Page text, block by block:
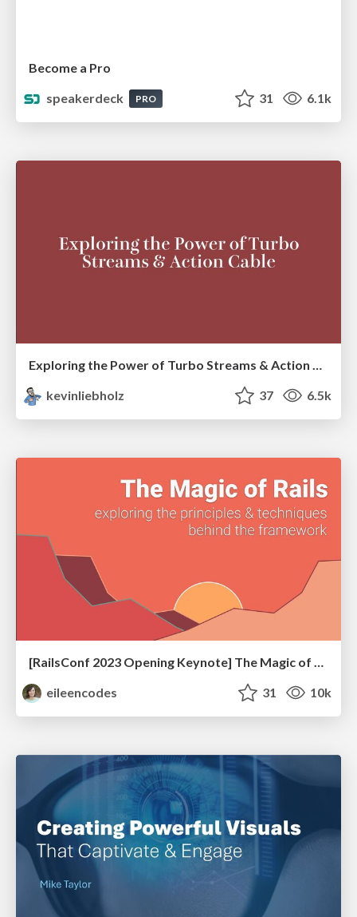
Become a Pro
speakerdeck
PRO 31 6.1k
Exploring the Power of Turbo Streams & Action Cable | RailsConf2023
kevinliebholz
37 6.5k
[RailsConf 2023 Opening Keynote] The Magic of Rails
eileencodes
31 10k